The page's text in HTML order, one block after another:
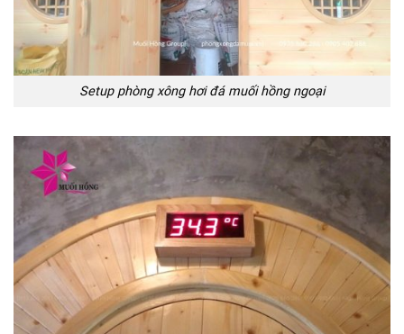
Setup phòng xông hơi đá muối hồng ngoại